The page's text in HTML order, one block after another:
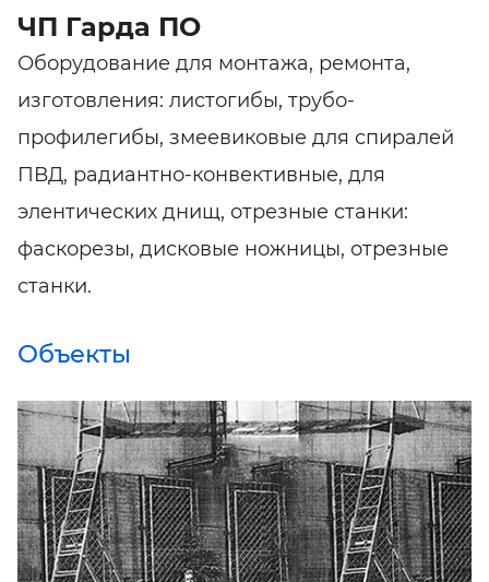
ЧП Гарда ПО
Оборудование для монтажа, ремонта,
изготовления: листогибы, трубо-
профилегибы, змеевиковые для спиралей
ПВД, радиантно-конвективные, для
элентических днищ, отрезные станки:
фаскорезы, дисковые ножницы, отрезные
станки.
Объекты